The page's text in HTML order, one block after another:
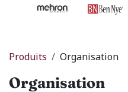
Produits Organisation
Organisation